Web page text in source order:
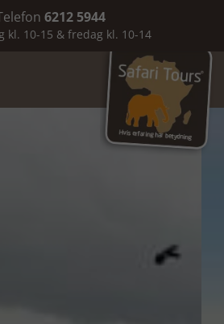
6212 5944
kl. 10-15 & fredag kl. 10-14